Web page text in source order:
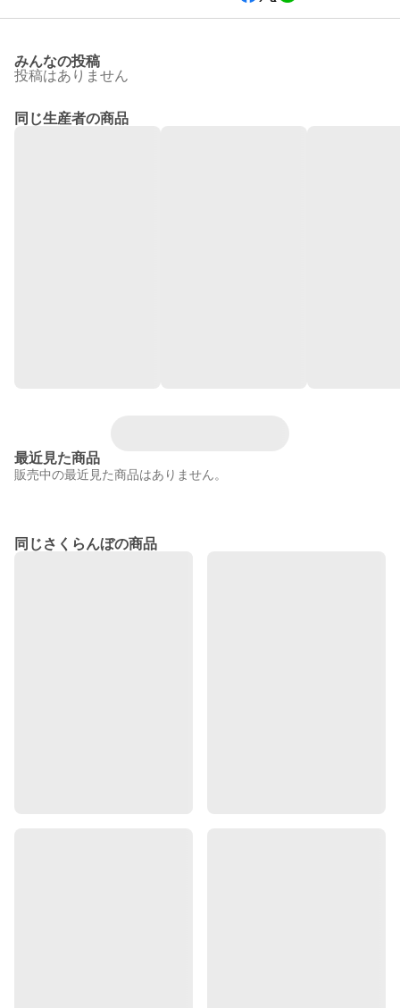
みんなの投稿
投稿はありません
同じ生産者の商品
最近見た商品
販売中の最近見た商品はありません。
同じさくらんぼの商品